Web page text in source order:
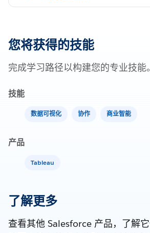
您将获得的技能
完成学习路径以构建您的专业技能
技能
数据可视化 协作 商业智能
产品
Tableau
了解更多
查看其他 Salesforce 产品，了解